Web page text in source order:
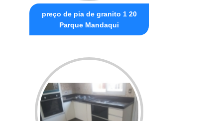
preço de pia de granito 1 20
Parque Mandaqui